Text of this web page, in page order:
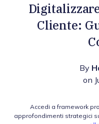
Cliente:
By
on
Accedi a framework
approfondimenti strategici